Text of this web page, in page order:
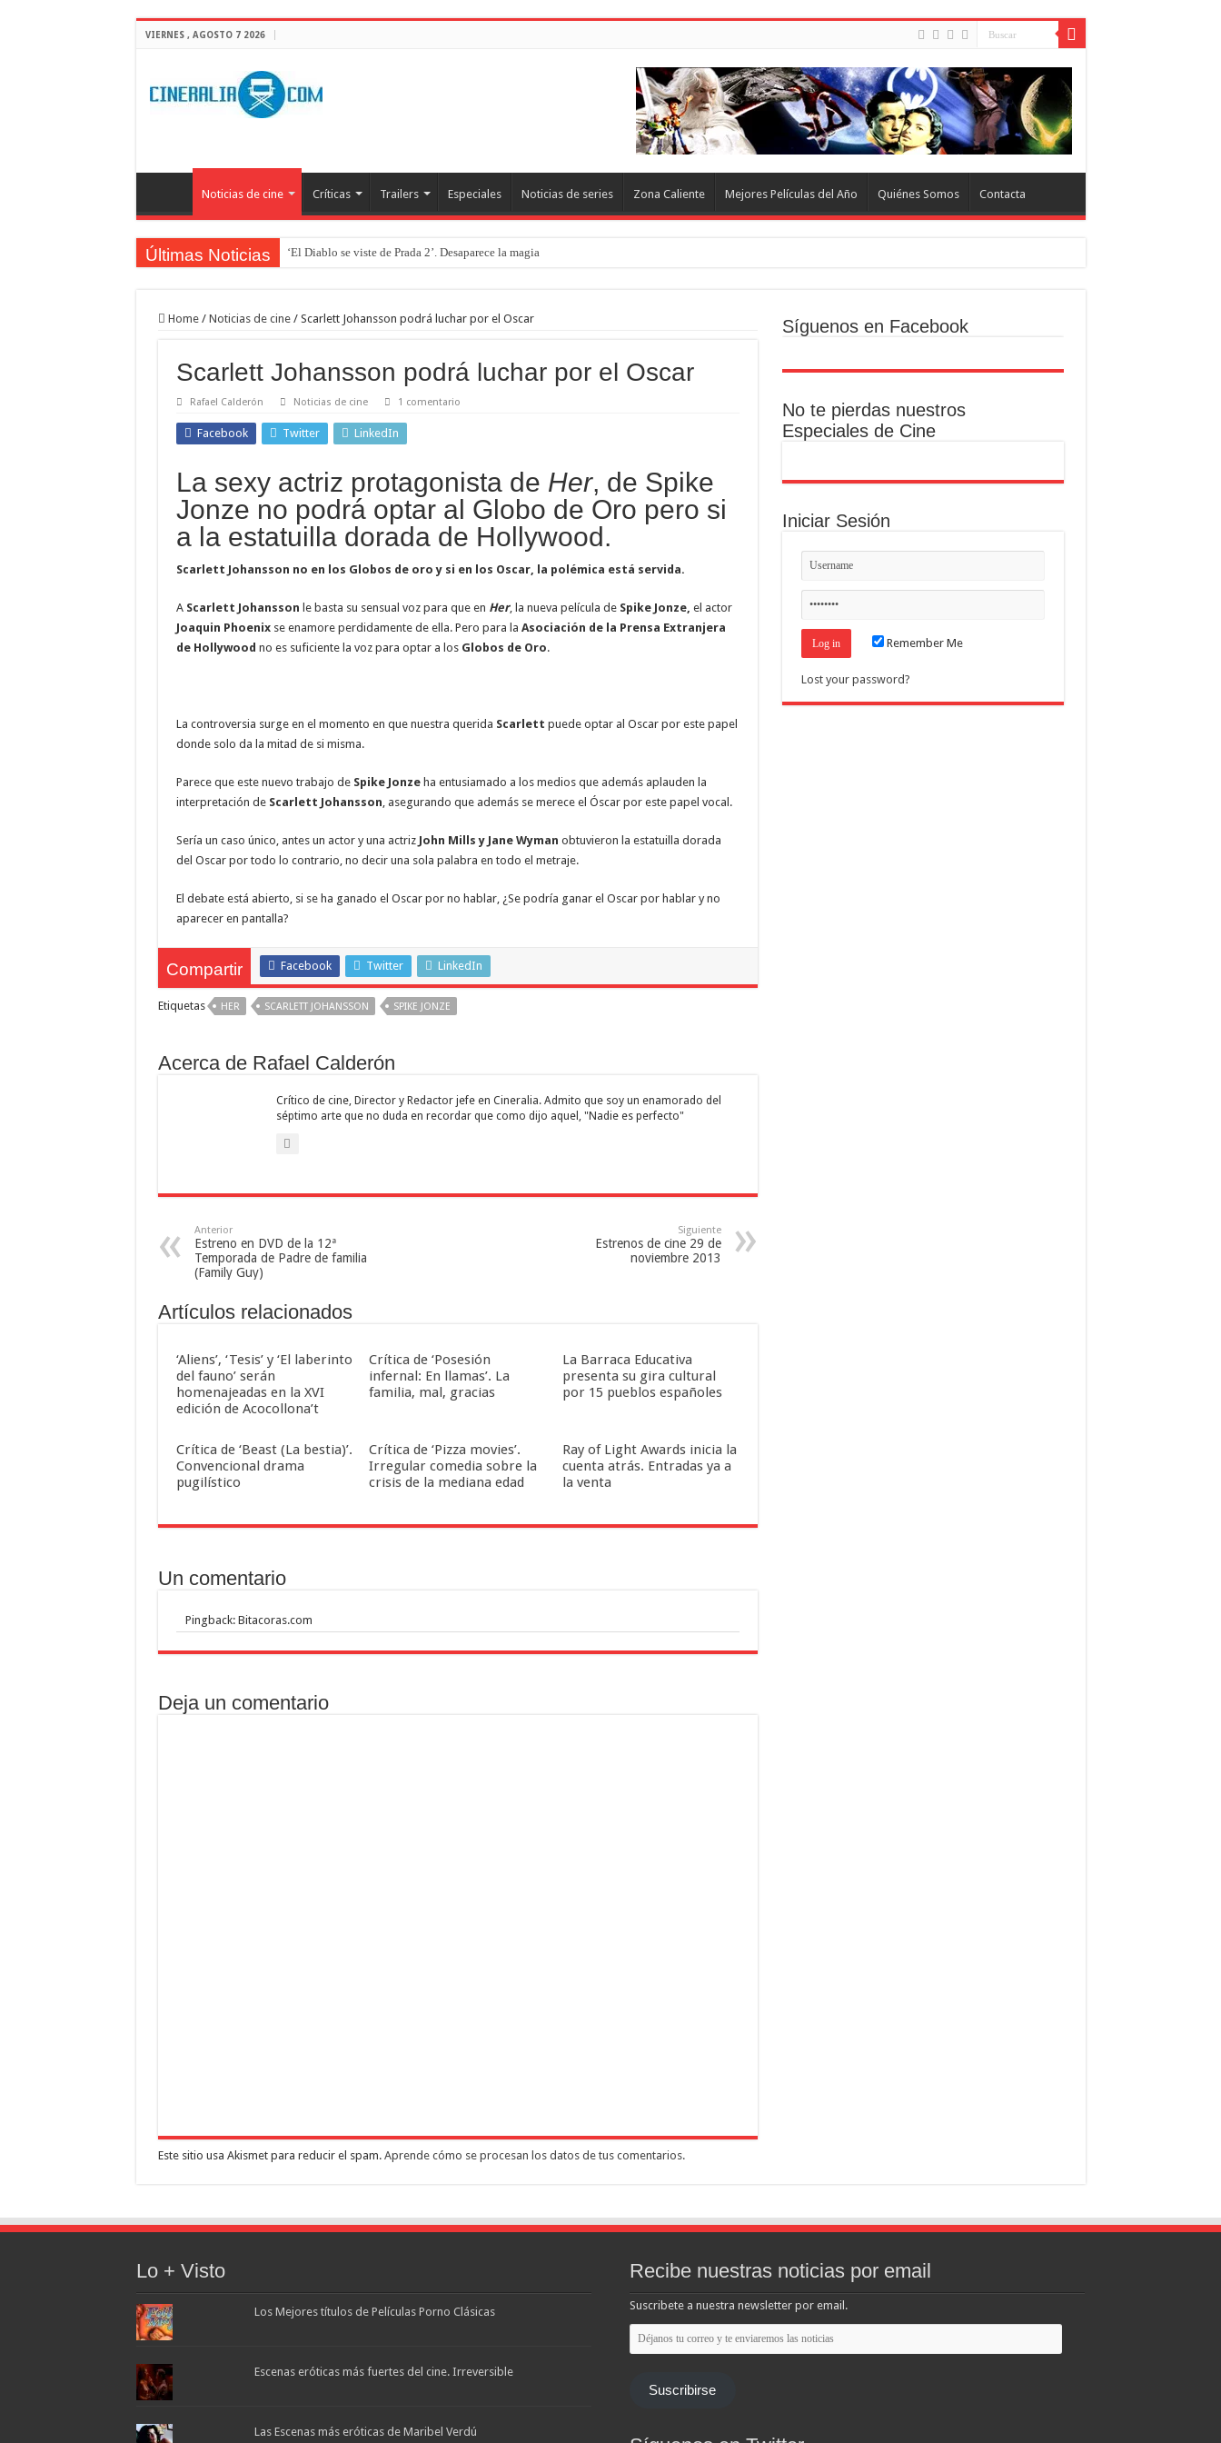
VIERNES , AGOSTO 7 2026
Noticias de cine Críticas Trailers Especiales Noticias de series Zona Caliente Mejores Películas del Año Quiénes Somos Contacta
Últimas Noticias ‘El Diablo se viste de Prada 2’. Desaparece la magia
‘La Asistenta’. Dúo perfecto
‘Supergirl’. De 7’5 con fresquito
Home / Noticias de cine / Scarlett Johansson podrá luchar por el Oscar
Scarlett Johansson podrá luchar por el Oscar
Rafael Calderón Noticias de cine 1 comentario
Facebook Twitter LinkedIn
La sexy actriz protagonista de Her, de Spike
Jonze no podrá optar al Globo de Oro pero si
a la estatuilla dorada de Hollywood.
Scarlett Johansson no en los Globos de oro y si en los Oscar, la polémica está servida.
AScarlett Johansson le basta su sensual voz para que en Her, la nueva película de Spike Jonze, el actor
Joaquin Phoenixse enamore perdidamente de ella. Pero para la Asociación de la Prensa Extranjera
de Hollywood no es suficiente la voz para optar a los Globos de Oro.
La controversia surge en el momento en que nuestra querida Scarlett puede optar al Oscar por este papel
donde solo da la mitad de si misma.
Parece que este nuevo trabajo deSpike Jonzeha entusiamado a los medios que además aplauden la
interpretación de Scarlett Johansson, asegurando que además se merece el Óscar por este papel vocal.
Sería un caso único, antes un actor y una actriz John Mills y Jane Wyman obtuvieron la estatuilla dorada
del Oscar por todo lo contrario, no decir una sola palabra en todo el metraje.
El debate está abierto, si se ha ganado el Oscar por no hablar, ¿Se podría ganar el Oscar por hablar y no
aparecer en pantalla?
Compartir Facebook Twitter LinkedIn
Etiquetas HER SCARLETT JOHANSSON SPIKE JONZE
Acerca de Rafael Calderón
Crítico de cine, Director y Redactor jefe en Cineralia. Admito que soy un enamorado del
séptimo arte que no duda en recordar que como dijo aquel, "Nadie es perfecto"
Anterior
Estreno en DVD de la 12ª
Temporada de Padre de familia
(Family Guy)
Siguiente
Estrenos de cine 29 de
noviembre 2013
Artículos relacionados
‘Aliens’, ‘Tesis’ y ‘El laberinto
del fauno’ serán
homenajeadas en la XVI
edición de Acocollona’t
Crítica de ‘Posesión
infernal: En llamas’. La
familia, mal, gracias
La Barraca Educativa
presenta su gira cultural
por 15 pueblos españoles
Crítica de ‘Beast (La bestia)’.
Convencional drama
pugilístico
Crítica de ‘Pizza movies’.
Irregular comedia sobre la
crisis de la mediana edad
Ray of Light Awards inicia la
cuenta atrás. Entradas ya a
la venta
Un comentario
Pingback: Bitacoras.com
Deja un comentario
Este sitio usa Akismet para reducir el spam. Aprende cómo se procesan los datos de tus comentarios.
Síguenos en Facebook
No te pierdas nuestros
Especiales de Cine
Iniciar Sesión
Remember Me
Lost your password?
Lo + Visto
Los Mejores títulos de Películas Porno Clásicas
Escenas eróticas más fuertes del cine. Irreversible
Las Escenas más eróticas de Maribel Verdú
Recibe nuestras noticias por email
Suscribete a nuestra newsletter por email.
Déjanos
tu
correo
enviaremos
Suscribirse